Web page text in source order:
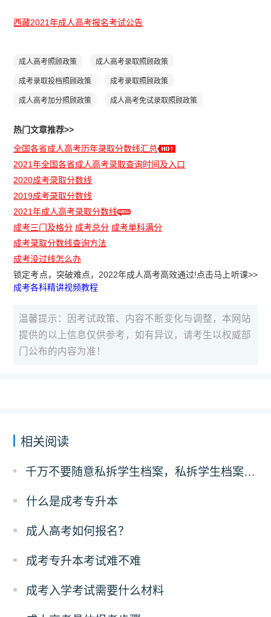
西藏2021年成人高考报名考试公告
成人高考照顾政策 成人高考录取照顾政策
成考录取投档照顾政策 成考录取照顾政策
成人高考加分照顾政策 成人高考免试录取照顾政策
热门文章推荐>>
全国各省成人高考历年录取分数线汇总
2021年全国各省成人高考录取查询时间及入口
2020成考录取分数线
2019成考录取分数线
2021年成人高考录取分数线
成考三门及格分 成考总分 成考单科满分
成考录取分数线查询方法
成考没过线怎么办
锁定考点，突破难点，2022年成人高考高效通过!点击马上听课>>
成考各科精讲视频教程
温馨提示：因考试政策、内容不断变化与调整，本网站
提供的以上信息仅供参考，如有异议，请考生以权威部
门公布的内容为准！
相关阅读
千万不要随意私拆学生档案，私拆学生档案有什么后果？
什么是成考专升本
成人高考如何报名？
成考专升本考试难不难
成考入学考试需要什么材料